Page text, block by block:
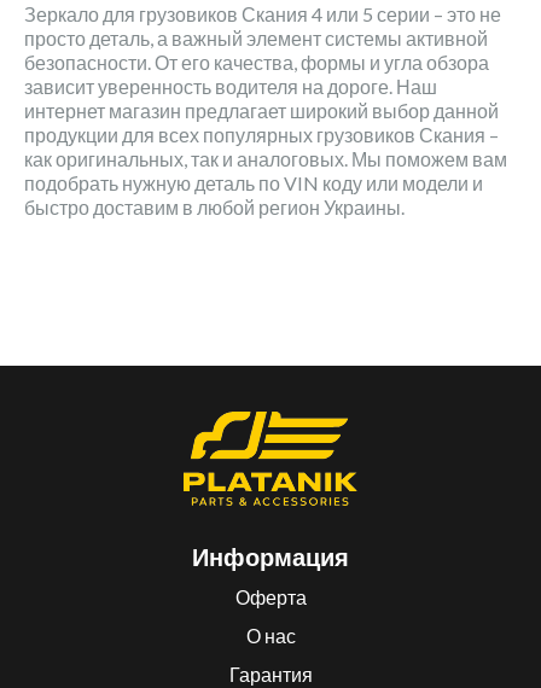
Зеркало для грузовиков Скания 4 или 5 серии – это не
просто деталь, а важный элемент системы активной
безопасности. От его качества, формы и угла обзора
зависит уверенность водителя на дороге. Наш
интернет магазин предлагает широкий выбор данной
продукции для всех популярных грузовиков Скания –
как оригинальных, так и аналоговых. Мы поможем вам
подобрать нужную деталь по VIN коду или модели и
быстро доставим в любой регион Украины.
Информация
Оферта
О нас
Гарантия